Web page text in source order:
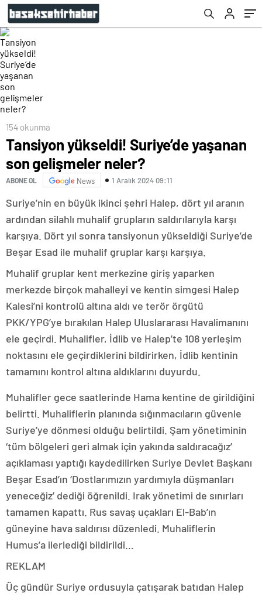
154 okunma
Tansiyon yükseldi! Suriye’de yaşanan
son gelişmeler neler?
ABONE OL News 1 Aralık 2024 09:11
Suriye’nin en büyük ikinci şehri Halep, dört yıl aranın
ardından silahlı muhalif grupların saldırılarıyla karşı
karşıya. Dört yıl sonra tansiyonun yükseldiği Suriye’de
Beşar Esad ile muhalif gruplar karşı karşıya.
Muhalif gruplar kent merkezine giriş yaparken
merkezde birçok mahalleyi ve kentin simgesi Halep
Kalesi’ni kontrolü altına aldı ve terör örgütü
PKK/YPG’ye bırakılan Halep Uluslararası Havalimanını
ele geçirdi. Muhalifler, İdlib ve Halep’te 108 yerleşim
noktasını ele geçirdiklerini bildirirken, İdlib kentinin
tamamını kontrol altına aldıklarını duyurdu.
Muhalifler gece saatlerinde Hama kentine de girildiğini
belirtti. Muhaliflerin planında sığınmacıların güvenle
Suriye’ye dönmesi olduğu belirtildi. Şam yönetiminin
‘tüm bölgeleri geri almak için yakında saldıracağız’
açıklaması yaptığı kaydedilirken Suriye Devlet Başkanı
Beşar Esad’ın ‘Dostlarımızın yardımıyla düşmanları
yeneceğiz’ dediği öğrenildi. Irak yönetimi de sınırları
tamamen kapattı. Rus savaş uçakları El-Bab’ın
güneyine hava saldırısı düzenledi. Muhaliflerin
Humus’a ilerlediği bildirildi…
REKLAM
Üç gündür Suriye ordusuyla çatışarak batıdan Halep